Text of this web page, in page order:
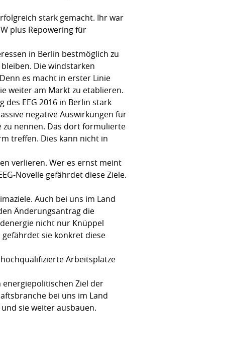
stark gemacht. Ihr war
plus Repowering für
in Berlin bestmöglich zu
Die windstarken
es macht in erster Linie
weiter am Markt zu etablieren.
EEG 2016 in Berlin stark
negative Auswirkungen für
zu nennen. Das dort formulierte
treffen. Dies kann nicht in
verlieren. Wer es ernst meint
Novelle gefährdet diese Ziele.
Auch bei uns im Land
Änderungsantrag die
nicht nur Knüppel
sie konkret diese
Arbeitsplätze
energiepolitischen Ziel der
bei uns im Land
sie weiter ausbauen.